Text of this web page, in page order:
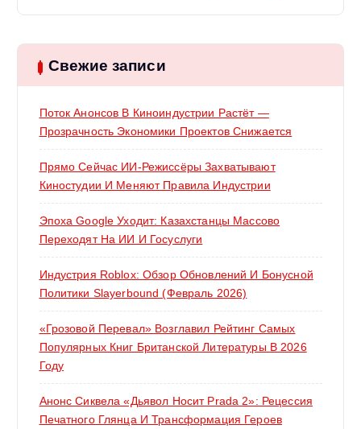
и
: Свежие записи
Поток Анонсов В Киноиндустрии Растёт —
Прозрачность Экономики Проектов Снижается
Прямо Сейчас ИИ-Режиссёры Захватывают
Киностудии И Меняют Правила Индустрии
Эпоха Google Уходит: Казахстанцы Массово
Переходят На ИИ И Госуслуги
Индустрия Roblox: Обзор Обновлений И Бонусной
Политики Slayerbound (февраль 2026)
«Грозовой Перевал» Возглавил Рейтинг Самых
Популярных Книг Британской Литературы В 2026
Году
Анонс Сиквела «Дьявол Носит Prada 2»: Рецессия
Печатного Глянца И Трансформация Героев